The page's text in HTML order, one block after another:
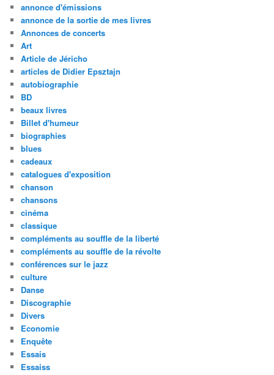
annonce d'émissions
annonce de la sortie de mes livres
Annonces de concerts
Art
Article de Jéricho
articles de Didier Epsztajn
autobiographie
BD
beaux livres
Billet d'humeur
biographies
blues
cadeaux
catalogues d'exposition
chanson
chansons
cinéma
classique
compléments au souffle de la liberté
compléments au souffle de la révolte
conférences sur le jazz
culture
Danse
Discographie
Divers
Economie
Enquête
Essais
Essaiss